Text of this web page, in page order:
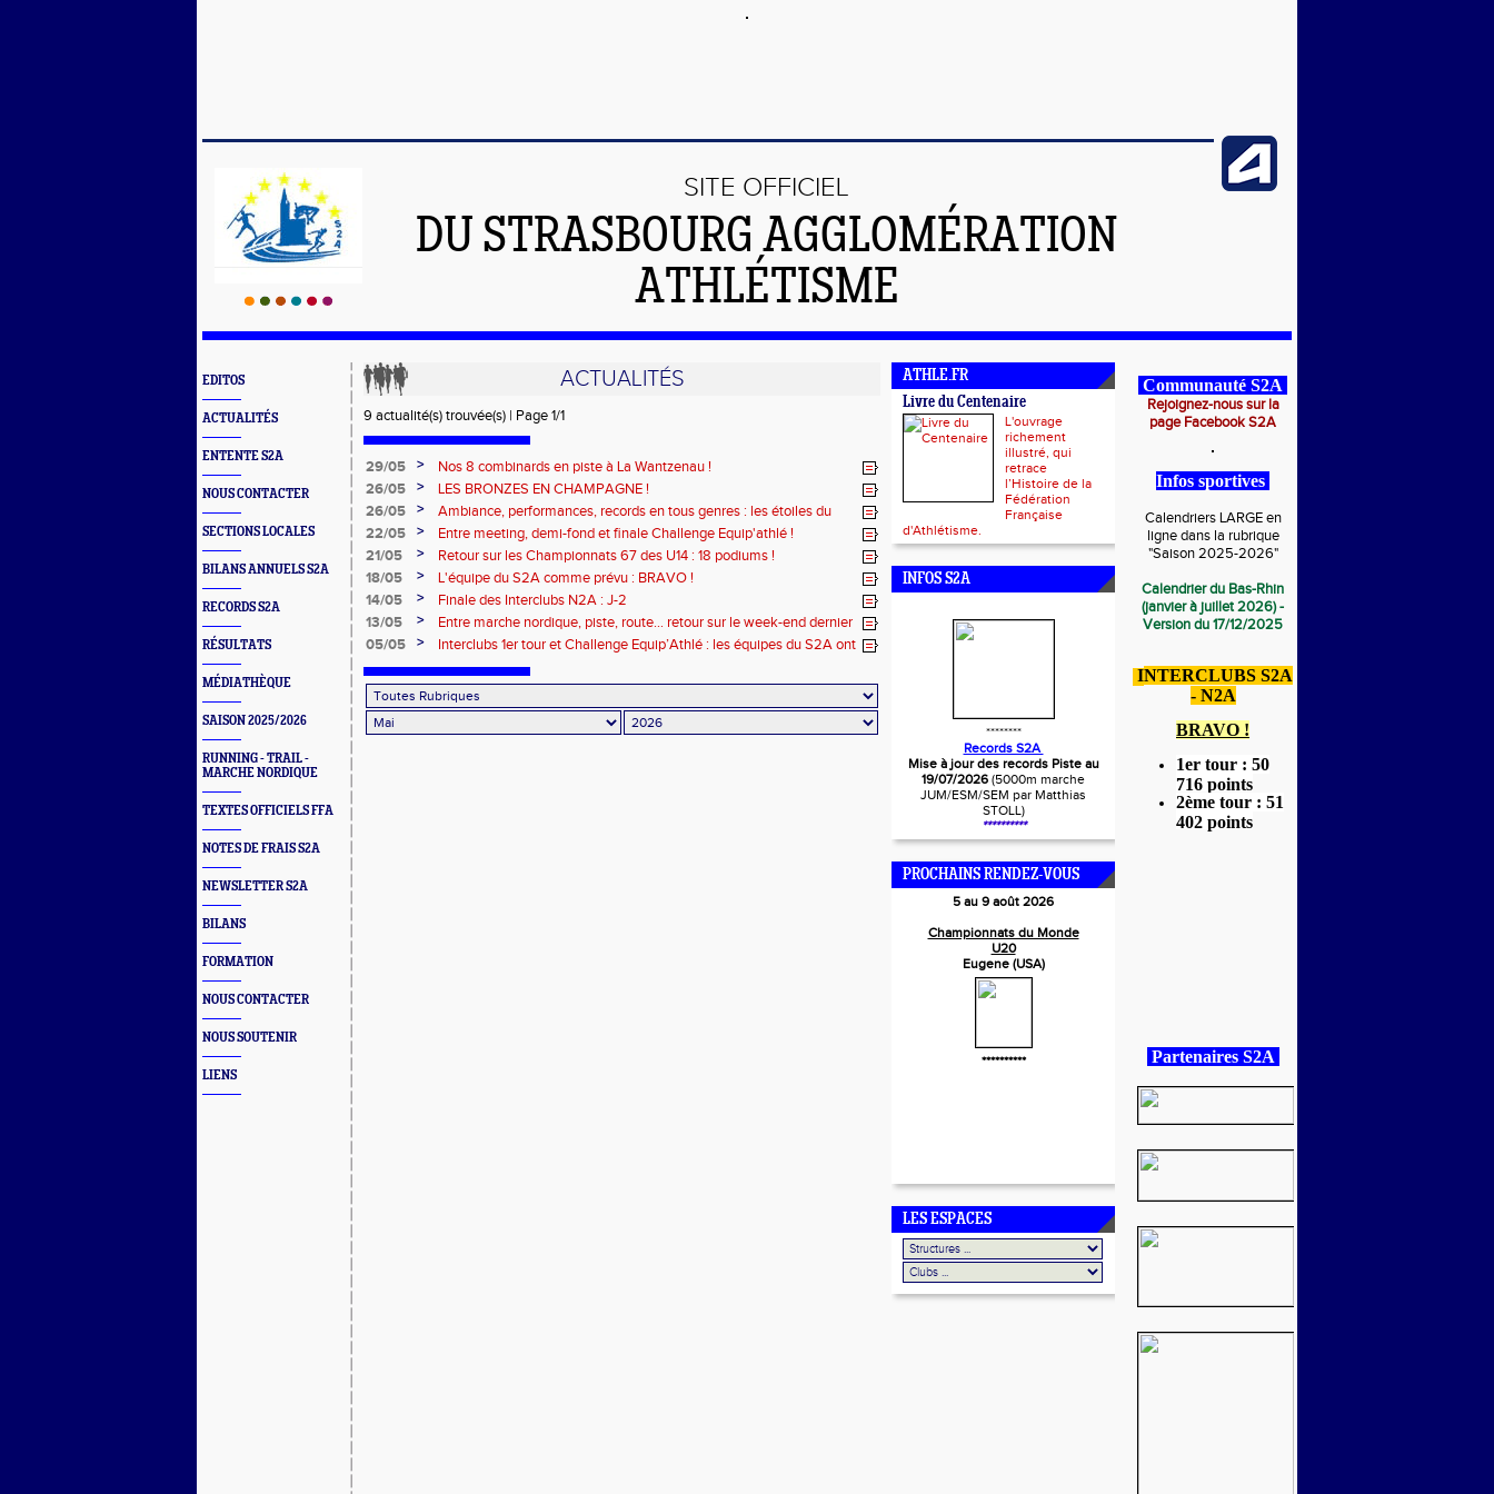
SITE OFFICIEL
DU STRASBOURG AGGLOMÉRATION
ATHLÉTISME
EDITOS
ACTUALITÉS
ENTENTE S2A
NOUS CONTACTER
SECTIONS LOCALES
BILANS ANNUELS S2A
RECORDS S2A
RÉSULTATS
MÉDIATHÈQUE
SAISON 2025/2026
RUNNING - TRAIL -
MARCHE NORDIQUE
TEXTES OFFICIELS FFA
NOTES DE FRAIS S2A
NEWSLETTER S2A
BILANS
FORMATION
NOUS CONTACTER
NOUS SOUTENIR
LIENS
ACTUALITÉS
9 actualité(s) trouvée(s) | Page 1/1
29/05 >
Nos 8 combinards en piste à La Wantzenau !
26/05
>
LES BRONZES EN CHAMPAGNE !
26/05
>
Ambiance, performances, records en tous genres : les étoiles du
S2A ont brillé !
22/05 >
Entre meeting, demi-fond et finale Challenge Equip'athlé !
21/05
>
Retour sur les Championnats 67 des U14 : 18 podiums !
18/05
>
L'équipe du S2A comme prévu : BRAVO !
14/05
>
Finale des Interclubs N2A : J-2
13/05
>
Entre marche nordique, piste, route… retour sur le week-end dernier
!
05/05 >
Interclubs 1er tour et Challenge Equip’Athlé : les équipes du S2A ont
ATHLE.FR
Livre du Centenaire
L'ouvrage
richement
illustré, qui
retrace
l’Histoire de la
Fédération
Française
d'Athlétisme.
INFOS S2A
********
Records S2A
Mise à jour des records Piste au
19/07/2026 (5000m marche
JUM/ESM/SEM par Matthias
STOLL)
**********
PROCHAINS RENDEZ-VOUS
5 au 9 août 2026
Championnats du Monde
U20
Eugene (USA)
**********
LES ESPACES
Communauté S2A
Rejoignez-nous sur la
page Facebook S2A
Infos sportives
Calendriers LARGE en
ligne dans la rubrique
"Saison 2025-2026"
Calendrier du Bas-Rhin
(janvier à juillet 2026) -
Version du 17/12/2025
INTERCLUBS S2A
- N2A
BRAVO !
1er tour : 50
716 points
2ème tour : 51
402 points
Partenaires S2A